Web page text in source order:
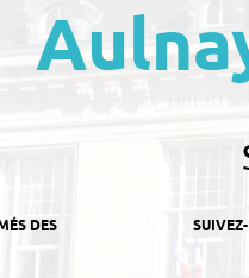
DES